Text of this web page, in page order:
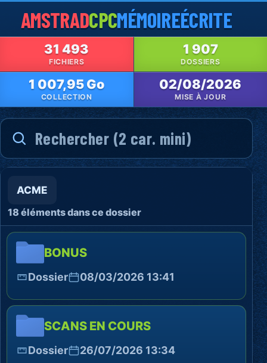
AMSTRADCPCMÉMOIREÉCRITE
31 493
FICHIERS
1 907
DOSSIERS
1 007,95 Go
COLLECTION
02/08/2026
MISE À JOUR
ACME
18 éléments dans ce dossier
BONUS
Dossier 08/03/2026 13:41
SCANS EN COURS
Dossier 26/07/2026 13:34